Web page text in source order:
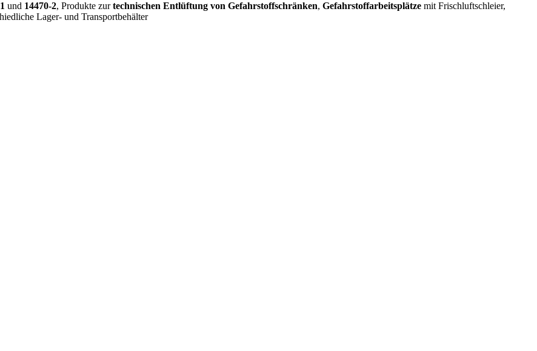
und 14470-2, Produkte zurtechnischen Entlüftung von Gefahrstoffschränken, Gefahrstoffarbeitsplätze mit Frischluftschleier,
Lager- und Transportbehälter